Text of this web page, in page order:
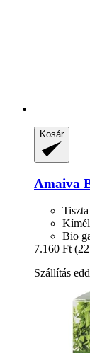
Kosár
Amaiva
Bio
7.160 Ft
Szállítás